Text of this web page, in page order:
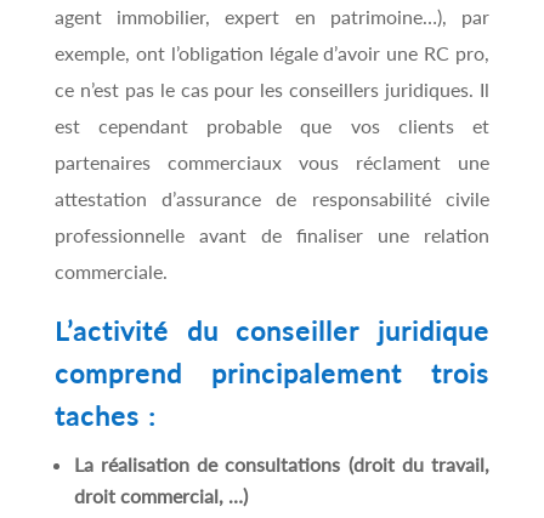
agent immobilier, expert en patrimoine…), par
exemple, ont l’obligation légale d’avoir une RC pro,
ce n’est pas le cas pour les conseillers juridiques. Il
est cependant probable que vos clients et
partenaires commerciaux vous réclament une
attestation d’assurance de responsabilité civile
professionnelle avant de finaliser une relation
commerciale.
L’activité du conseiller juridique
comprend principalement trois
taches :
La réalisation de consultations (droit du travail,
droit commercial, …)